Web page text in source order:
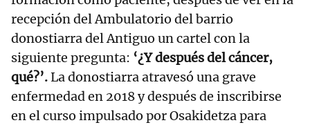
recepción del Ambulatorio del barrio
donostiarra del Antiguo un cartel con la
siguiente pregunta: ‘¿Y después del cáncer,
qué?’.La donostiarra atravesó una grave
enfermedad en 2018 y después de inscribirse
en el curso impulsado por Osakidetza para